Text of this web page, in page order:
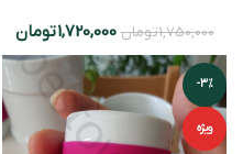
1,750,000تومان 1,720,000تومان
-3%
ویژه